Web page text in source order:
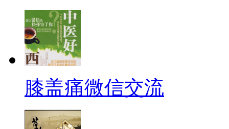
膝盖痛微信交流